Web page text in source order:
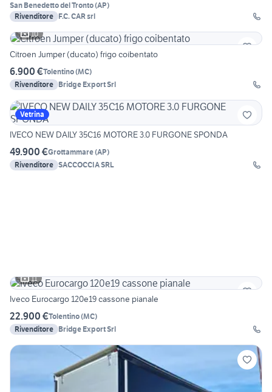
San Benedetto del Tronto(AP)
Rivenditore F.C. CAR srl
10
Citroen Jumper (ducato) frigo coibentato
6.900 €Tolentino(MC)
Rivenditore Bridge Export Srl
Vetrina
IVECO NEW DAILY 35C16 MOTORE 3.0 FURGONE SPONDA
49.900 €Grottammare(AP)
Rivenditore SACCOCCIA SRL
11
Iveco Eurocargo 120e19 cassone pianale
22.900 €Tolentino(MC)
Rivenditore Bridge Export Srl